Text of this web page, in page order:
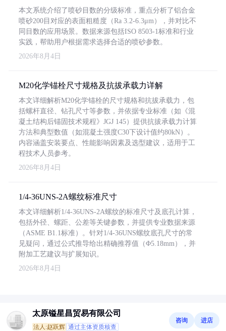
本文系统介绍了喷砂目数的分级标准，重点分析了铝合金
喷砂200目对应的表面粗糙度（Ra 3.2-6.3μm），并对比不
同目数的应用场景。数据来源包括ISO 8503-1标准和行业
实践，帮助用户根据需求选择合适的喷砂参数。
2026年8月4日
M20化学锚栓尺寸规格及抗拔承载力详解
本文详细解析M20化学锚栓的尺寸规格和抗拔承载力，包
括螺杆直径、钻孔尺寸等参数，并依据专业标准（如《混
凝土结构后锚固技术规程》JGJ 145）提供抗拔承载力计算
方法和典型数值（如混凝土强度C30下设计值约80kN）。
内容涵盖安装要点、性能影响因素及选型建议，适用于工
程技术人员参考。
2026年8月4日
1/4-36UNS-2A螺纹标准尺寸
本文详细解析1/4-36UNS-2A螺纹的标准尺寸及底孔计算，
包括外径、螺距、公差等关键参数，并提供专业数据来源
（ASME B1.1标准）。针对1/4-36UNS螺纹底孔尺寸的常
见疑问，通过公式推导给出精确推荐值（Φ5.18mm），并
附加工艺建议与扩展知识。
2026年8月4日
太原镒星昌贸易有限公司
法人:赵跃辉 通过主体资质核查
咨询 进店